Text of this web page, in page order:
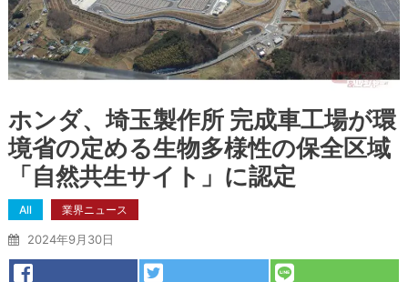
ホンダ、埼玉製作所 完成車工場が環
境省の定める生物多様性の保全区域
「自然共生サイト」に認定
All 業界ニュース
2024年9月30日